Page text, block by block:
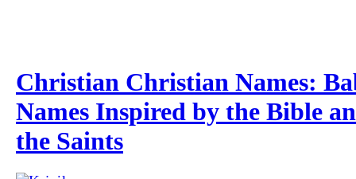
Christian Christian Names:
Names Inspired by the Bible
the Saints